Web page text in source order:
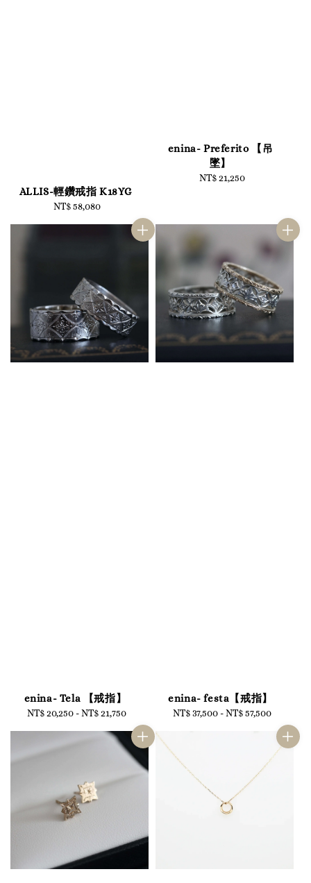
ALLIS-輕鑽戒指 K18YG
Regular
NT$ 58,080
enina- Preferito 【吊
墜】
Regular
NT$ 21,250
enina- Tela 【戒指】
Regular
NT$ 20,250 -NT$ 21,750
enina- festa【戒指】
Regular
NT$ 37,500-NT$ 57,500